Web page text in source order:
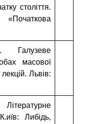
століття.
«Початкова
масової
Львів:
Либідь,